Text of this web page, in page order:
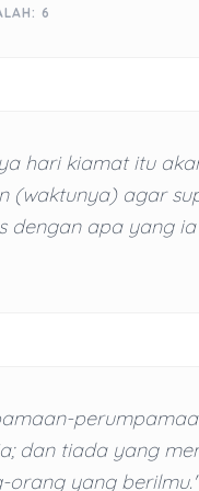
6
hari kiamat itu
(waktunya) agar
dengan apa yang ia
dan tiada yang
orang yang berilmu."